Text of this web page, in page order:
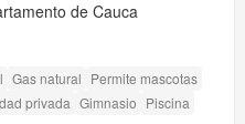
de Cauca
Gas natural Permite mascotas
privada Gimnasio Piscina